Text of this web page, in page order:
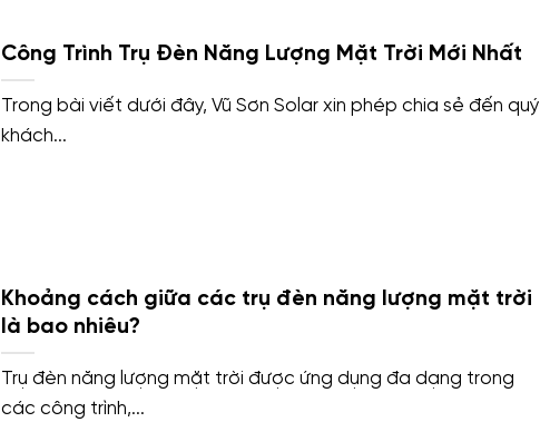
Công Trình Trụ Đèn Năng Lượng Mặt Trời Mới Nhất
Trong bài viết dưới đây, Vũ Sơn Solar xin phép chia sẻ đến quý
khách...
Khoảng cách giữa các trụ đèn năng lượng mặt trời
là bao nhiêu?
Trụ đèn năng lượng mặt trời được ứng dụng đa dạng trong
các công trình,...